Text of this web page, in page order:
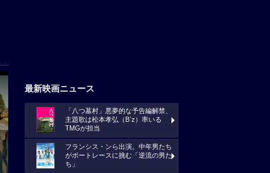
最新映画ニュース
「八つ墓村」悪夢的な予告編解禁、
主題歌は松本孝弘（B’z）率いる
TMGが担当
フランシス・ンら出演。中年男たち
がボートレースに挑む「逆流の男た
ち」